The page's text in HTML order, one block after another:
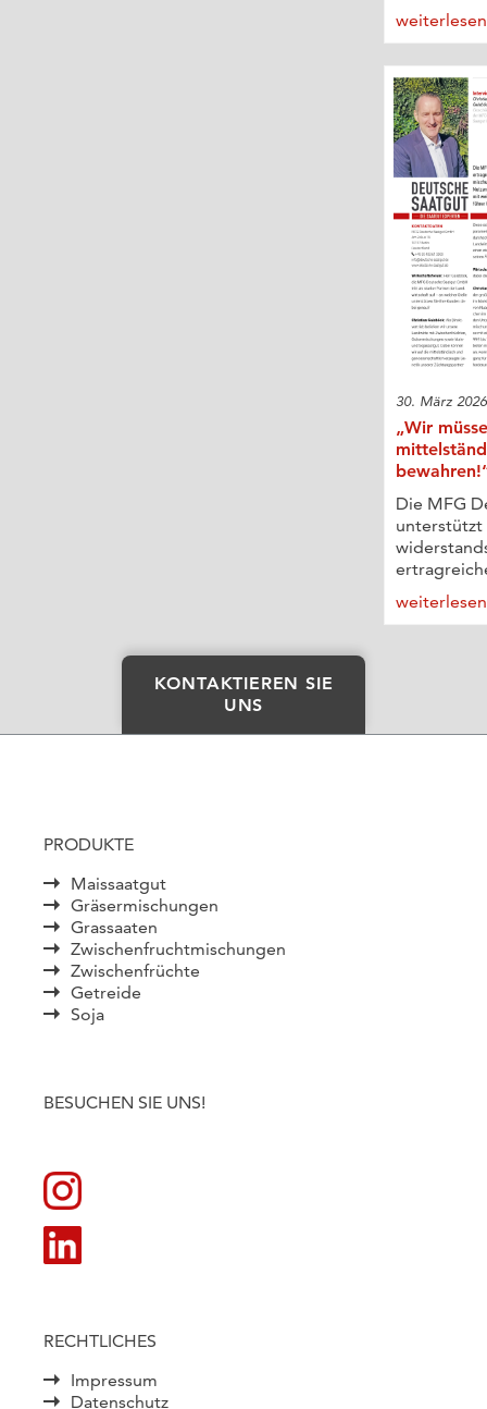
weiterlesen
30. März 2026
„Wir
Die MFG
weiterlesen
KONTAKTIEREN SIE
UNS
PRODUKTE
Maissaatgut
Gräsermischungen
Grassaaten
Zwischenfruchtmischungen
Zwischenfrüchte
Getreide
Soja
BESUCHEN SIE UNS!
RECHTLICHES
Impressum
Datenschutz